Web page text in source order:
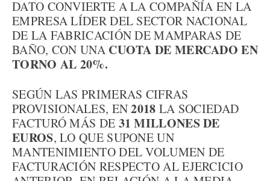
DATO CONVIERTE A LA COMPAÑÍA EN LA
EMPRESA LÍDER DEL SECTOR NACIONAL
DE LA FABRICACIÓN DE MAMPARAS DE
BAÑO, CON UNA CUOTA DE MERCADO EN
TORNO AL 20%.
SEGÚN LAS PRIMERAS CIFRAS
PROVISIONALES, EN2018 LA SOCIEDAD
FACTURÓ MÁS DE 31 MILLONES DE
EUROS, LO QUE SUPONE UN
MANTENIMIENTO DEL VOLUMEN DE
FACTURACIÓN RESPECTO AL EJERCICIO